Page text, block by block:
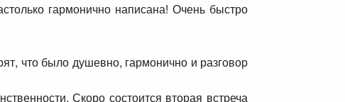
гармонично написана! Очень быстро
что было душевно, гармонично и разговор
Скоро состоится вторая встреча